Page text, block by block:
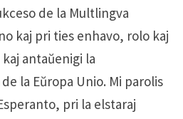
de la Multlingva
kaj pri ties enhavo, rolo kaj
antaŭenigi la
la Eŭropa Unio. Mi parolis
pri la elstaraj